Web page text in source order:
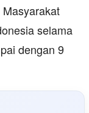
selama
dengan 9